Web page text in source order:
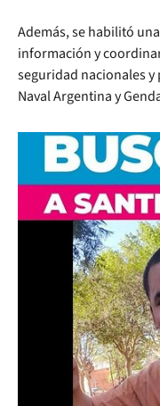
Además, se habilitó
información y
seguridad nacionales
Naval Argentina y